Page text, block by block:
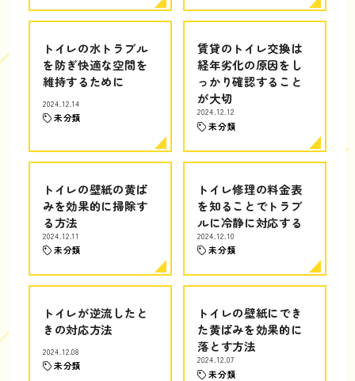
トイレの水トラブル
を防ぎ快適な空間を
維持するために
2024.12.14
未分類
賃貸のトイレ交換は
経年劣化の原因をし
っかり確認すること
が大切
2024.12.12
未分類
トイレの壁紙の黄ば
みを効果的に掃除す
る方法
2024.12.11
未分類
トイレ修理の料金表
を知ることでトラブ
ルに冷静に対応する
2024.12.10
未分類
トイレが逆流したと
きの対応方法
2024.12.08
未分類
トイレの壁紙にでき
た黄ばみを効果的に
落とす方法
2024.12.07
未分類